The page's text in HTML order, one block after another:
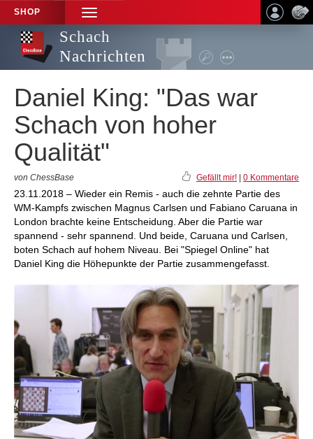
SHOP
TOGGLE
NAVIGATION
Schach
Nachrichten
Daniel King: "Das war
Schach von hoher
Qualität"
von ChessBase Gefällt mir! 0 Kommentare
23.11.2018 – Wieder ein Remis - auch die zehnte Partie des
WM-Kampfs zwischen Magnus Carlsen und Fabiano Caruana in
London brachte keine Entscheidung. Aber die Partie war
spannend - sehr spannend. Und beide, Caruana und Carlsen,
boten Schach auf hohem Niveau. Bei "Spiegel Online" hat
Daniel King die Höhepunkte der Partie zusammengefasst.